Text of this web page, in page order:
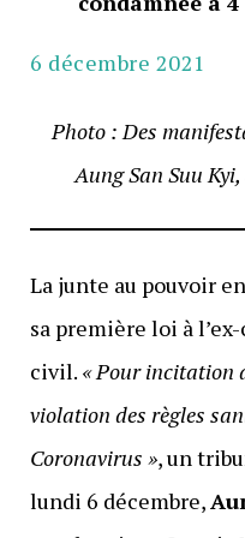
6 décembre 2021
Photo : Des
Aung San Suu
La junte au pouvoir
sa première loi à
civil. « Pour incitation
violation des règles
Coronavirus », un
lundi 6 décembre,